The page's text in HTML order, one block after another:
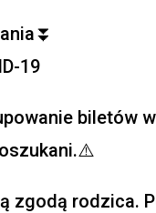
19
biletów
zgodą rodzica.